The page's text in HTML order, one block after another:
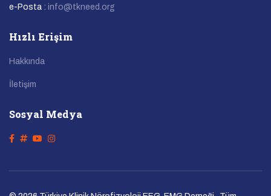
e-Posta : info@tkneed.org
Hızlı Erişim
Hakkında
İletişim
Sosyal Medya